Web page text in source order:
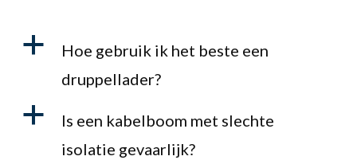
a
Hoe gebruik ik het beste een
druppellader?
a
Is een kabelboom met slechte
isolatie gevaarlijk?